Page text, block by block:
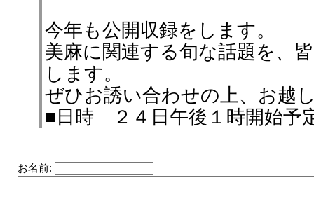
今年も公開収録をします。
美麻に関連する旬な話題を、
します。
ぜひお誘い合わせの上、お越
■日時 ２４日午後１時開始予
お名前: